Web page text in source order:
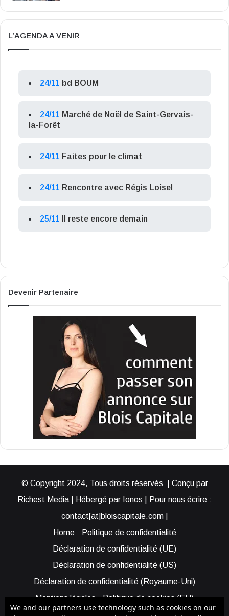
L’AGENDA A VENIR
24/11 bd BOUM
24/11 Marché de Noël de Saint-Gervais-
la-Forêt
24/11 Faites pour le climat
24/11 Rencontre avec Régis Loisel
25/11 Il reste encore demain
Devenir Partenaire
© Copyright 2024, Tous droits réservés | Conçu par
Richest Media | Hébergé par Ionos | Pour nous écrire :
contact[at]bloiscapitale.com |
Home
Politique de confidentialité
Déclaration de confidentialité (UE)
Déclaration de confidentialité (US)
Déclaration de confidentialité (Royaume-Uni)
Mentions légales
Politique de cookies (EU)
Cookie Policy (AUS)
Cookie Policy (US)
We and our partners use technology such as cookies on our